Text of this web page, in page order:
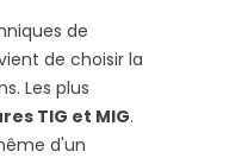
de
de choisir la
Les plus
TIG et MIG.
d'un